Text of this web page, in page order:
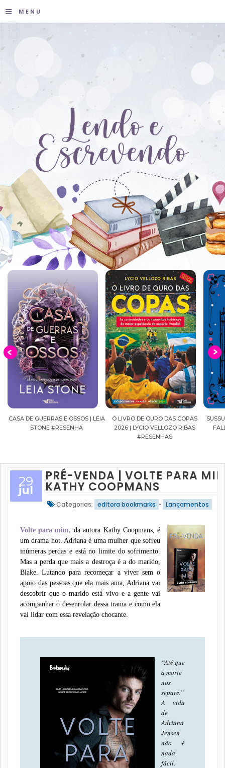
≡ MENU
O LIVRO DE OURO DAS COPAS
2026 | LYCIO VELLOZO RIBAS
SUSSURROS AO LUAR | SHADOW
FALLS, VOL.04 | C.C.HUNTER
#RESENHA
29
jul
PRÉ-VENDA | VOLTE PARA
KATHY COOPMANS
Categorias: editora bookmarks • Lançamentos
Volte para mim, da autora Kathy Coopmans, é
um drama hot. Adriana é uma mulher que sofreu
inúmeras perdas e está no limite do sofrimento.
Mas a perda que mais a destroça é a do marido,
Blake. Lutando para recomeçar a viver sem o
apoio das pessoas que ela mais ama, Adriana vai
descobrir que o marido está vivo e a gente vai
acompanhar o desenrolar dessa trama e como ela
vai lidar com essa revelação chocante.
“Até que
a morte
nos
separe.”
A vida
de
Adriana
Jensen
não é
nada
fácil.